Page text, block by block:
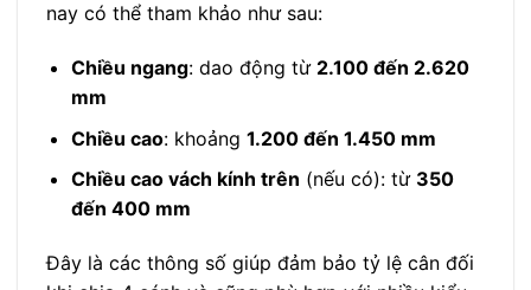
nay có thể tham khảo như sau:
Chiều ngang: dao động từ 2.100 đến 2.620
mm
Chiều cao: khoảng 1.200 đến 1.450 mm
Chiều cao vách kính trên (nếu có): từ 350
đến 400 mm
Đây là các thông số giúp đảm bảo tỷ lệ cân đối